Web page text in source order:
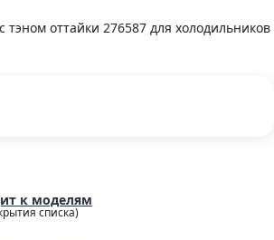
тэном оттайки 276587 для холодильников
к моделям